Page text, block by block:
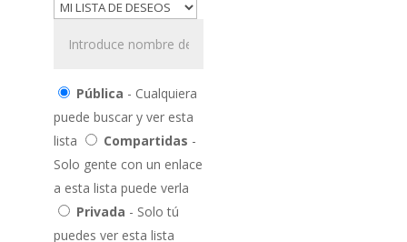
Pública - Cualquiera
puede buscar y ver esta
lista
Compartidas -
Solo gente con un enlace
a esta lista puede verla
Privada - Solo tú
puedes ver esta lista